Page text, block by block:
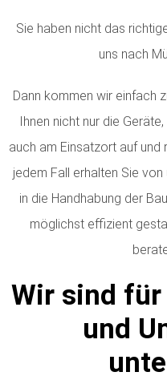
Sie haben nicht das
uns nach
Dann kommen wir einfach
Ihnen nicht nur die
auch am Einsatzort auf und
jedem Fall erhalten Sie
in die Handhabung der
möglichst effizient
Wir sind für
und